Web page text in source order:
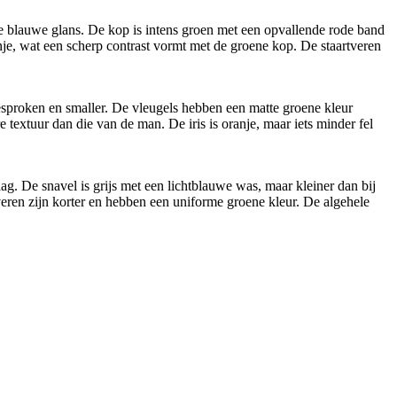
glans. De kop is intens groen met een opvallende rode band
wat een scherp contrast vormt met de groene kop. De staartveren
en smaller. De vleugels hebben een matte groene kleur
dan die van de man. De iris is oranje, maar iets minder fel
De snavel is grijs met een lichtblauwe was, maar kleiner dan bij
zijn korter en hebben een uniforme groene kleur. De algehele